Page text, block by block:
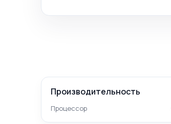
Производительность
Процессор